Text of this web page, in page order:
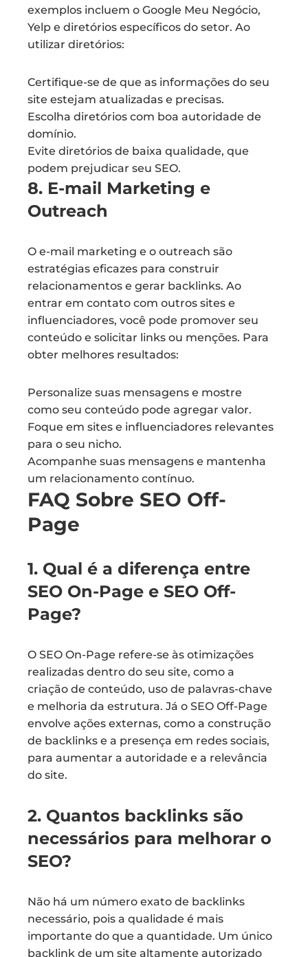
exemplos incluem o Google Meu Negócio,
Yelp e diretórios específicos do setor. Ao
utilizar diretórios:
Certifique-se de que as informações do seu
site estejam atualizadas e precisas.
Escolha diretórios com boa autoridade de
domínio.
Evite diretórios de baixa qualidade, que
podem prejudicar seu SEO.
8. E-mail Marketing e
Outreach
O e-mail marketing e o outreach são
estratégias eficazes para construir
relacionamentos e gerar backlinks. Ao
entrar em contato com outros sites e
influenciadores, você pode promover seu
conteúdo e solicitar links ou menções. Para
obter melhores resultados:
Personalize suas mensagens e mostre
como seu conteúdo pode agregar valor.
Foque em sites e influenciadores relevantes
para o seu nicho.
Acompanhe suas mensagens e mantenha
um relacionamento contínuo.
FAQ Sobre SEO Off-
Page
1. Qual é a diferença entre
SEO On-Page e SEO Off-
Page?
O SEO On-Page refere-se às otimizações
realizadas dentro do seu site, como a
criação de conteúdo, uso de palavras-chave
e melhoria da estrutura. Já o SEO Off-Page
envolve ações externas, como a construção
de backlinks e a presença em redes sociais,
para aumentar a autoridade e a relevância
do site.
2. Quantos backlinks são
necessários para melhorar o
SEO?
Não há um número exato de backlinks
necessário, pois a qualidade é mais
importante do que a quantidade. Um único
backlink de um site altamente autorizado